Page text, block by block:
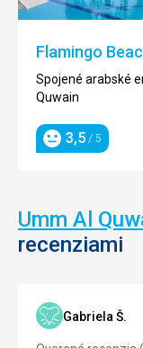
Flamingo
Spojené arabské
Quwain
Hodnotenie
3,5 / 5
Umm Al
recenziami
Gabriela Š.